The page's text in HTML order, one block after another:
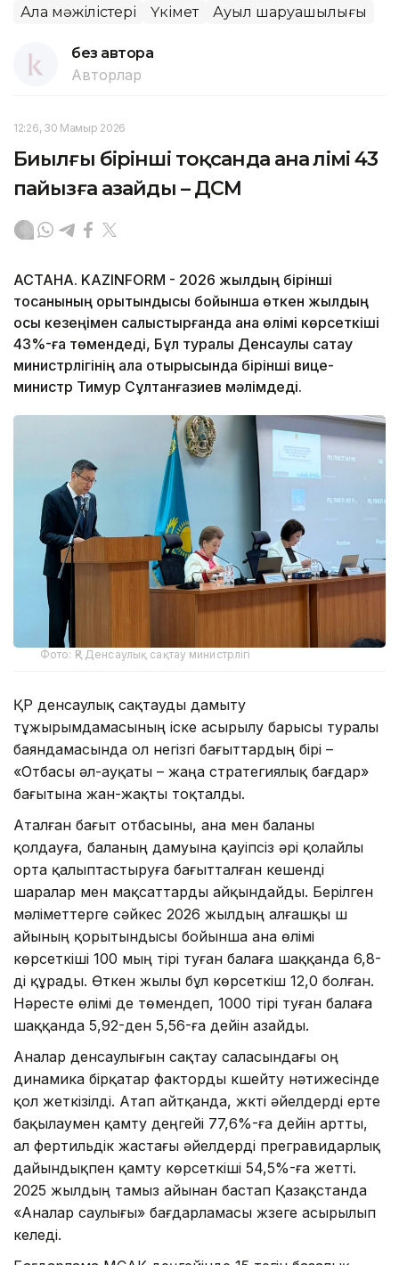
Алқа мәжілістері Үкімет Ауыл шаруашылығы
без автора
Авторлар
12:26, 30 Мамыр 2026
Биылғы бірінші тоқсанда ана өлімі 43
пайызға азайды – ДСМ
АСТАНА. KAZINFORM - 2026 жылдың бірінші
тоқсанының қорытындысы бойынша өткен жылдың
осы кезеңімен салыстырғанда ана өлімі көрсеткіші
43%-ға төмендеді, Бұл туралы Денсаулық сақтау
министрлігінің алқа отырысында бірінші вице-
министр Тимур Сұлтанғазиев мәлімдеді.
Фото: ҚР Денсаулық сақтау министрлігі
ҚР денсаулық сақтауды дамыту
тұжырымдамасының іске асырылу барысы туралы
баяндамасында ол негізгі бағыттардың бірі –
«Отбасы әл-ауқаты – жаңа стратегиялық бағдар»
бағытына жан-жақты тоқталды.
Аталған бағыт отбасыны, ана мен баланы
қолдауға, баланың дамуына қауіпсіз әрі қолайлы
орта қалыптастыруға бағытталған кешенді
шаралар мен мақсаттарды айқындайды. Берілген
мәліметтерге сәйкес 2026 жылдың алғашқы үш
айының қорытындысы бойынша ана өлімі
көрсеткіші 100 мың тірі туған балаға шаққанда 6,8-
ді құрады. Өткен жылы бұл көрсеткіш 12,0 болған.
Нәресте өлімі де төмендеп, 1000 тірі туған балаға
шаққанда 5,92-ден 5,56-ға дейін азайды.
Аналар денсаулығын сақтау саласындағы оң
динамика бірқатар факторды күшейту нәтижесінде
қол жеткізілді. Атап айтқанда, жүкті әйелдерді ерте
бақылаумен қамту деңгейі 77,6%-ға дейін артты,
ал фертильдік жастағы әйелдерді прегравидарлық
дайындықпен қамту көрсеткіші 54,5%-ға жетті.
2025 жылдың тамыз айынан бастап Қазақстанда
«Аналар саулығы» бағдарламасы жүзеге асырылып
келеді.